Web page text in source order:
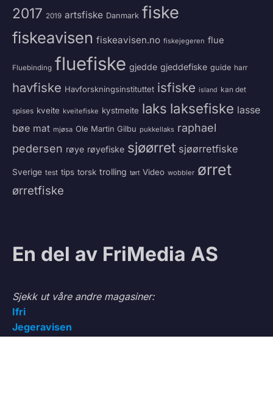
2017 2019 artsfiske Danmark fiske
fiskeavisen fiskeavisen.no fiskejegeren flue
Fluebinding fluefiske gjedde gjeddefiske guide harr
havfiske Havforskningsinstituttet isfiske island kan det
spises kveite kveitefiske kystmeite laks laksefiske lasse
bøe mat mjøsa Ole Martin Gilbu pukkellaks raphael
pedersen røye røyefiske sjøørret sjøørretfiske
Sverige test tips torsk trolling tørt Video wobbler ørret
ørretfiske
En del av FriMedia AS
Sjekk ut våre andre magasiner:
Ifri
Jegeravisen